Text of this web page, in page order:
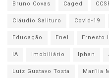
Bruno Covas Caged
Cláudio Salituro Covid-19
Educação Enel Ernesto
IA Imobiliário Iphan
Luiz Gustavo Tosta Marília